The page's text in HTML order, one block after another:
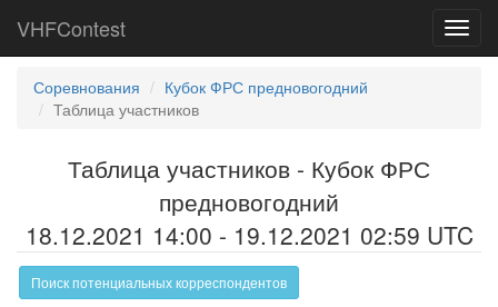
VHFContest
Соревнования
Кубок ФРС предновогодний
Таблица участников
Таблица участников - Кубок ФРС
предновогодний
18.12.2021 14:00 - 19.12.2021 02:59 UTC
Поиск потенциальных корреспондентов